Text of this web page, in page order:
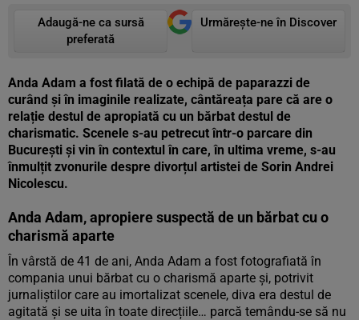
Adaugă-ne ca sursă
preferată
Urmărește-ne în Discover
Anda Adam a fost filată de o echipă de paparazzi de
curând și în imaginile realizate, cântăreața pare că are o
relație destul de apropiată cu un bărbat destul de
charismatic. Scenele s-au petrecut într-o parcare din
București și vin în contextul în care, în ultima vreme, s-au
înmulțit zvonurile despre divorțul artistei de Sorin Andrei
Nicolescu.
Anda Adam, apropiere suspectă de un bărbat cu o
charismă aparte
În vârstă de 41 de ani, Anda Adam a fost fotografiată în
compania unui bărbat cu o charismă aparte și, potrivit
jurnaliștilor care au imortalizat scenele, diva era destul de
agitată și se uita în toate direcțiile… parcă temându-se să nu